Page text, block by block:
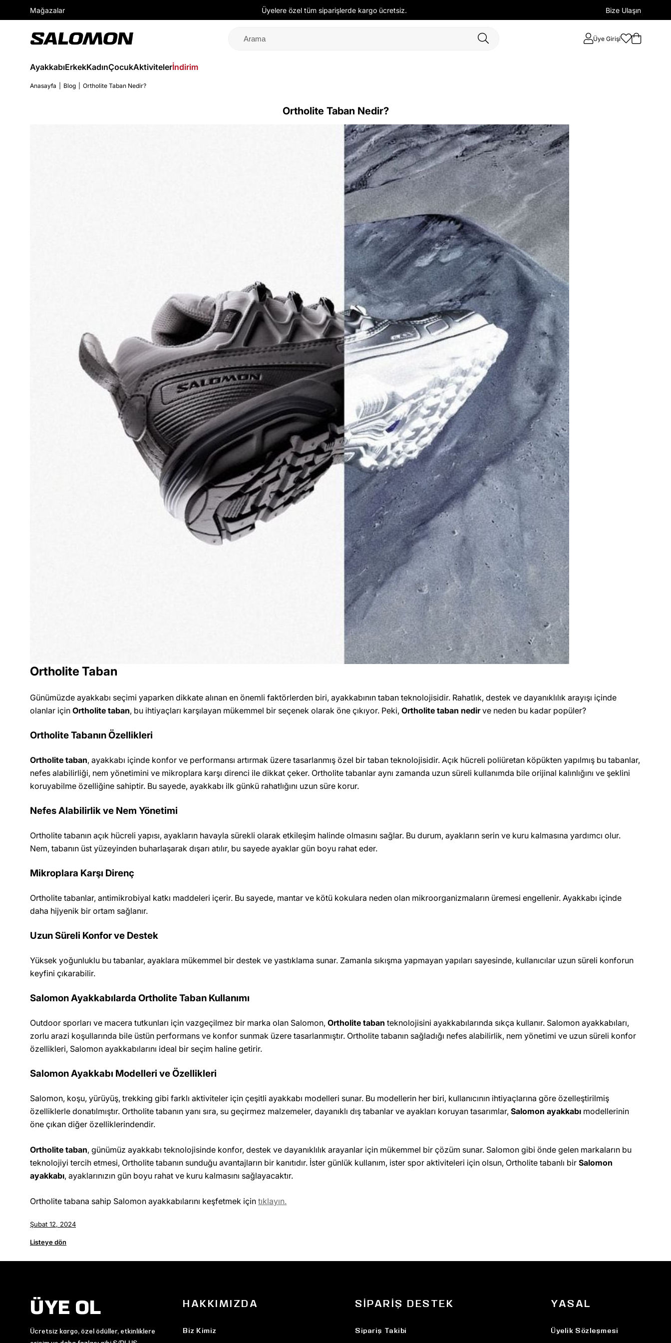
Mağazalar Üyelere özel tüm siparişlerde kargo ücretsiz. Bize Ulaşın
Üye Girişi
AyakkabıErkekKadınÇocukAktivitelerİndirim
Anasayfa Blog Ortholite Taban Nedir?
Ortholite Taban Nedir?
Ortholite Taban
Günümüzde ayakkabı seçimi yaparken dikkate alınan en önemli faktörlerden biri, ayakkabının taban teknolojisidir. Rahatlık, destek ve dayanıklılık arayışı içinde
olanlar için Ortholite taban, bu ihtiyaçları karşılayan mükemmel bir seçenek olarak öne çıkıyor. Peki, Ortholite taban nedirve neden bu kadar popüler?
Ortholite Tabanın Özellikleri
Ortholite taban, ayakkabı içinde konfor ve performansı artırmak üzere tasarlanmış özel bir taban teknolojisidir. Açık hücreli poliüretan köpükten yapılmış bu tabanlar,
nefes alabilirliği, nem yönetimini ve mikroplara karşı direnci ile dikkat çeker. Ortholite tabanlar aynı zamanda uzun süreli kullanımda bile orijinal kalınlığını ve şeklini
koruyabilme özelliğine sahiptir. Bu sayede, ayakkabı ilk günkü rahatlığını uzun süre korur.
Nefes Alabilirlik ve Nem Yönetimi
Ortholite tabanın açık hücreli yapısı, ayakların havayla sürekli olarak etkileşim halinde olmasını sağlar. Bu durum, ayakların serin ve kuru kalmasına yardımcı olur.
Nem, tabanın üst yüzeyinden buharlaşarak dışarı atılır, bu sayede ayaklar gün boyu rahat eder.
Mikroplara Karşı Direnç
Ortholite tabanlar, antimikrobiyal katkı maddeleri içerir. Bu sayede, mantar ve kötü kokulara neden olan mikroorganizmaların üremesi engellenir. Ayakkabı içinde
daha hijyenik bir ortam sağlanır.
Uzun Süreli Konfor ve Destek
Yüksek yoğunluklu bu tabanlar, ayaklara mükemmel bir destek ve yastıklama sunar. Zamanla sıkışma yapmayan yapıları sayesinde, kullanıcılar uzun süreli konforun
keyfini çıkarabilir.
Salomon Ayakkabılarda Ortholite Taban Kullanımı
Outdoor sporları ve macera tutkunları için vazgeçilmez bir marka olan Salomon, Ortholite taban teknolojisini ayakkabılarında sıkça kullanır. Salomon ayakkabıları,
zorlu arazi koşullarında bile üstün performans ve konfor sunmak üzere tasarlanmıştır. Ortholite tabanın sağladığı nefes alabilirlik, nem yönetimi ve uzun süreli konfor
özellikleri, Salomon ayakkabılarını ideal bir seçim haline getirir.
Salomon Ayakkabı Modelleri ve Özellikleri
Salomon, koşu, yürüyüş, trekking gibi farklı aktiviteler için çeşitli ayakkabı modelleri sunar. Bu modellerin her biri, kullanıcının ihtiyaçlarına göre özelleştirilmiş
özelliklerle donatılmıştır. Ortholite tabanın yanı sıra, su geçirmez malzemeler, dayanıklı dış tabanlar ve ayakları koruyan tasarımlar, Salomon ayakkabı modellerinin
öne çıkan diğer özelliklerindendir.
Ortholite taban, günümüz ayakkabı teknolojisinde konfor, destek ve dayanıklılık arayanlar için mükemmel bir çözüm sunar. Salomon gibi önde gelen markaların bu
teknolojiyi tercih etmesi, Ortholite tabanın sunduğu avantajların bir kanıtıdır. İster günlük kullanım, ister spor aktiviteleri için olsun, Ortholite tabanlı bir Salomon
ayakkabı, ayaklarınızın gün boyu rahat ve kuru kalmasını sağlayacaktır.
Ortholite tabana sahip Salomon ayakkabılarını keşfetmek için tıklayın.
Şubat 12, 2024
Listeye dön
ÜYE OL
Ücretsiz kargo, özel ödüller, etkinliklere
HAKKIMIZDA
Biz Kimiz
SIPARIŞ DESTEK
Sipariş Takibi
YASAL
Üyelik Sözleşmesi